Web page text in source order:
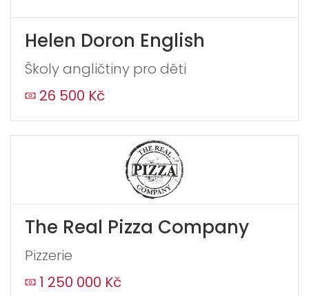
leave
this
form
field
blank
Odeslat
Helen Doron English
Školy angličtiny pro děti
26 500 Kč
The Real Pizza Company
Pizzerie
1 250 000 Kč